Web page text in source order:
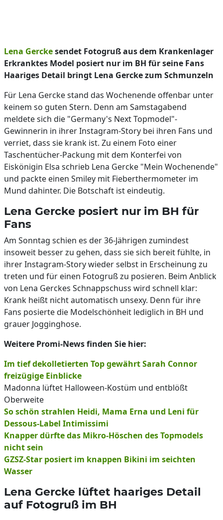
Lena Gerckesendet Fotogruß aus dem Krankenlager
Erkranktes Model posiert nur im BH für seine Fans
Haariges Detail bringt Lena Gercke zum Schmunzeln
Für Lena Gercke stand das Wochenende offenbar unter
keinem so guten Stern. Denn am Samstagabend
meldete sich die "Germany's Next Topmodel"-
Gewinnerin in ihrer Instagram-Story bei ihren Fans und
verriet, dass sie krank ist. Zu einem Foto einer
Taschentücher-Packung mit dem Konterfei von
Eiskönigin Elsa schrieb Lena Gercke "Mein Wochenende"
und packte einen Smiley mit Fieberthermometer im
Mund dahinter. Die Botschaft ist eindeutig.
Lena Gercke posiert nur im BH für
Fans
Am Sonntag schien es der 36-Jährigen zumindest
insoweit besser zu gehen, dass sie sich bereit fühlte, in
ihrer Instagram-Story wieder selbst in Erscheinung zu
treten und für einen Fotogruß zu posieren. Beim Anblick
von Lena Gerckes Schnappschuss wird schnell klar:
Krank heißt nicht automatisch unsexy. Denn für ihre
Fans posierte die Modelschönheit lediglich in BH und
grauer Jogginghose.
Weitere Promi-News finden Sie hier:
Im tief dekolletierten Top gewährt Sarah Connor
freizügige Einblicke
Madonna lüftet Halloween-Kostüm und entblößt
Oberweite
So schön strahlen Heidi, Mama Erna und Leni für
Dessous-Label Intimissimi
Knapper dürfte das Mikro-Höschen des Topmodels
nicht sein
GZSZ-Star posiert im knappen Bikini im seichten
Wasser
Lena Gercke lüftet haariges Detail
auf Fotogruß im BH